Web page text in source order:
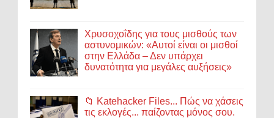
Χρυσοχοΐδης για τους μισθούς των
αστυνομικών: «Αυτοί είναι οι μισθοί
στην Ελλάδα – Δεν υπάρχει
δυνατότητα για μεγάλες αυξήσεις»
📁 Katehacker Files... Πώς να χάσεις
τις εκλογές... παίζοντας μόνος σου.